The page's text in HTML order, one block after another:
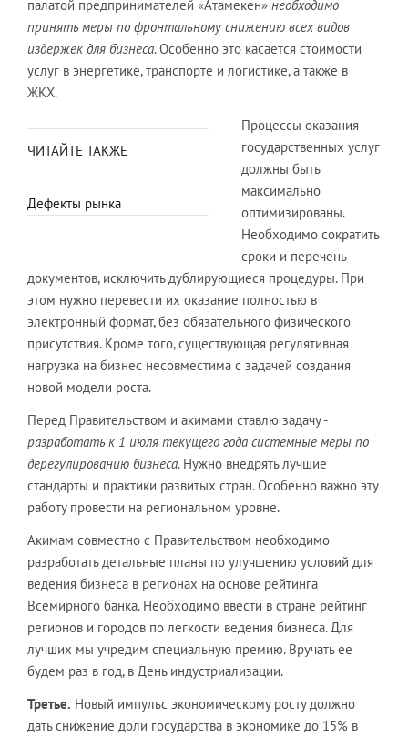
палатой предпринимателей «Атамекен» необходимо
принять меры по фронтальному снижению всех видов
издержек для бизнеса. Особенно это касается стоимости
услуг в энергетике, транспорте и логистике, а также в
ЖКХ.
ЧИТАЙТЕ ТАКЖЕ
Дефекты рынка
Процессы оказания
государственных услуг
должны быть
максимально
оптимизированы.
Необходимо сократить
сроки и перечень
документов, исключить дублирующиеся процедуры. При
этом нужно перевести их оказание полностью в
электронный формат, без обязательного физического
присутствия. Кроме того, существующая регулятивная
нагрузка на бизнес несовместима с задачей создания
новой модели роста.
Перед Правительством и акимами ставлю задачу -
разработать к 1 июля текущего года системные меры по
дерегулированию бизнеса. Нужно внедрять лучшие
стандарты и практики развитых стран. Особенно важно эту
работу провести на региональном уровне.
Акимам совместно с Правительством необходимо
разработать детальные планы по улучшению условий для
ведения бизнеса в регионах на основе рейтинга
Всемирного банка. Необходимо ввести в стране рейтинг
регионов и городов по легкости ведения бизнеса. Для
лучших мы учредим специальную премию. Вручать ее
будем раз в год, в День индустриализации.
Третье. Новый импульс экономическому росту должно
дать снижение доли государства в экономике до 15% в